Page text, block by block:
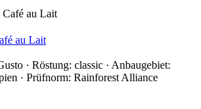
au Lait
· Röstung: classic · Anbaugebiet:
· Prüfnorm: Rainforest Alliance